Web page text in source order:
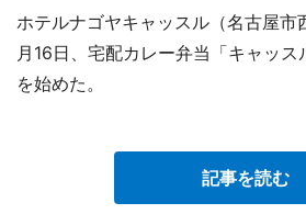
ホテルナゴヤキャッスル（名古屋市
月16日、宅配カレー弁当「キャッ
を始めた。
記事を読む